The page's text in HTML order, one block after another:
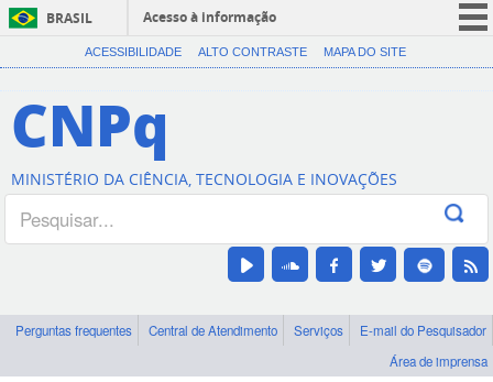
BRASIL
Acesso à informação
CORONAVÍRUS (COVID-19)
Canais
ACESSIBILIDADE ALTO CONTRASTE MAPA DO SITE
CNPq
MINISTÉRIO DA CIÊNCIA, TECNOLOGIA E INOVAÇÕES
Perguntas frequentes Central de Atendimento Serviços
E-mail do Pesquisador
Área de imprensa